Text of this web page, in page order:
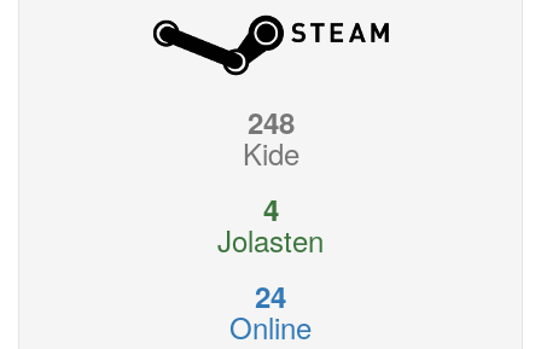
248
Kide
4
Jolasten
24
Online